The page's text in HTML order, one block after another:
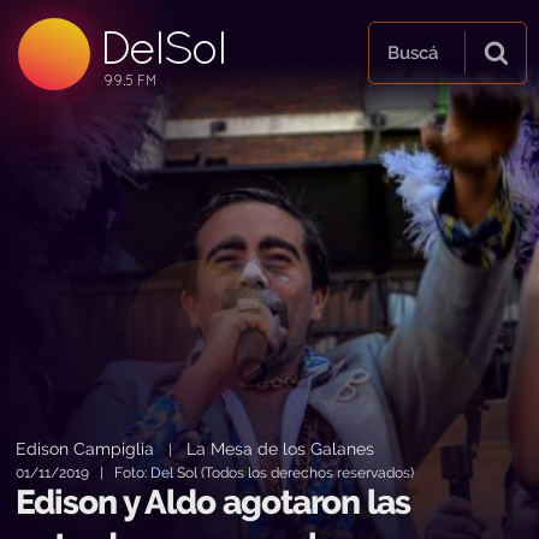
DelSol
99.5 FM
99.5 FM
99.5 FM
Buscá
Edison Campiglia |La Mesa de los Galanes
01/11/2019 | Foto: Del Sol (Todos los derechos reservados)
Edison y Aldo agotaron las